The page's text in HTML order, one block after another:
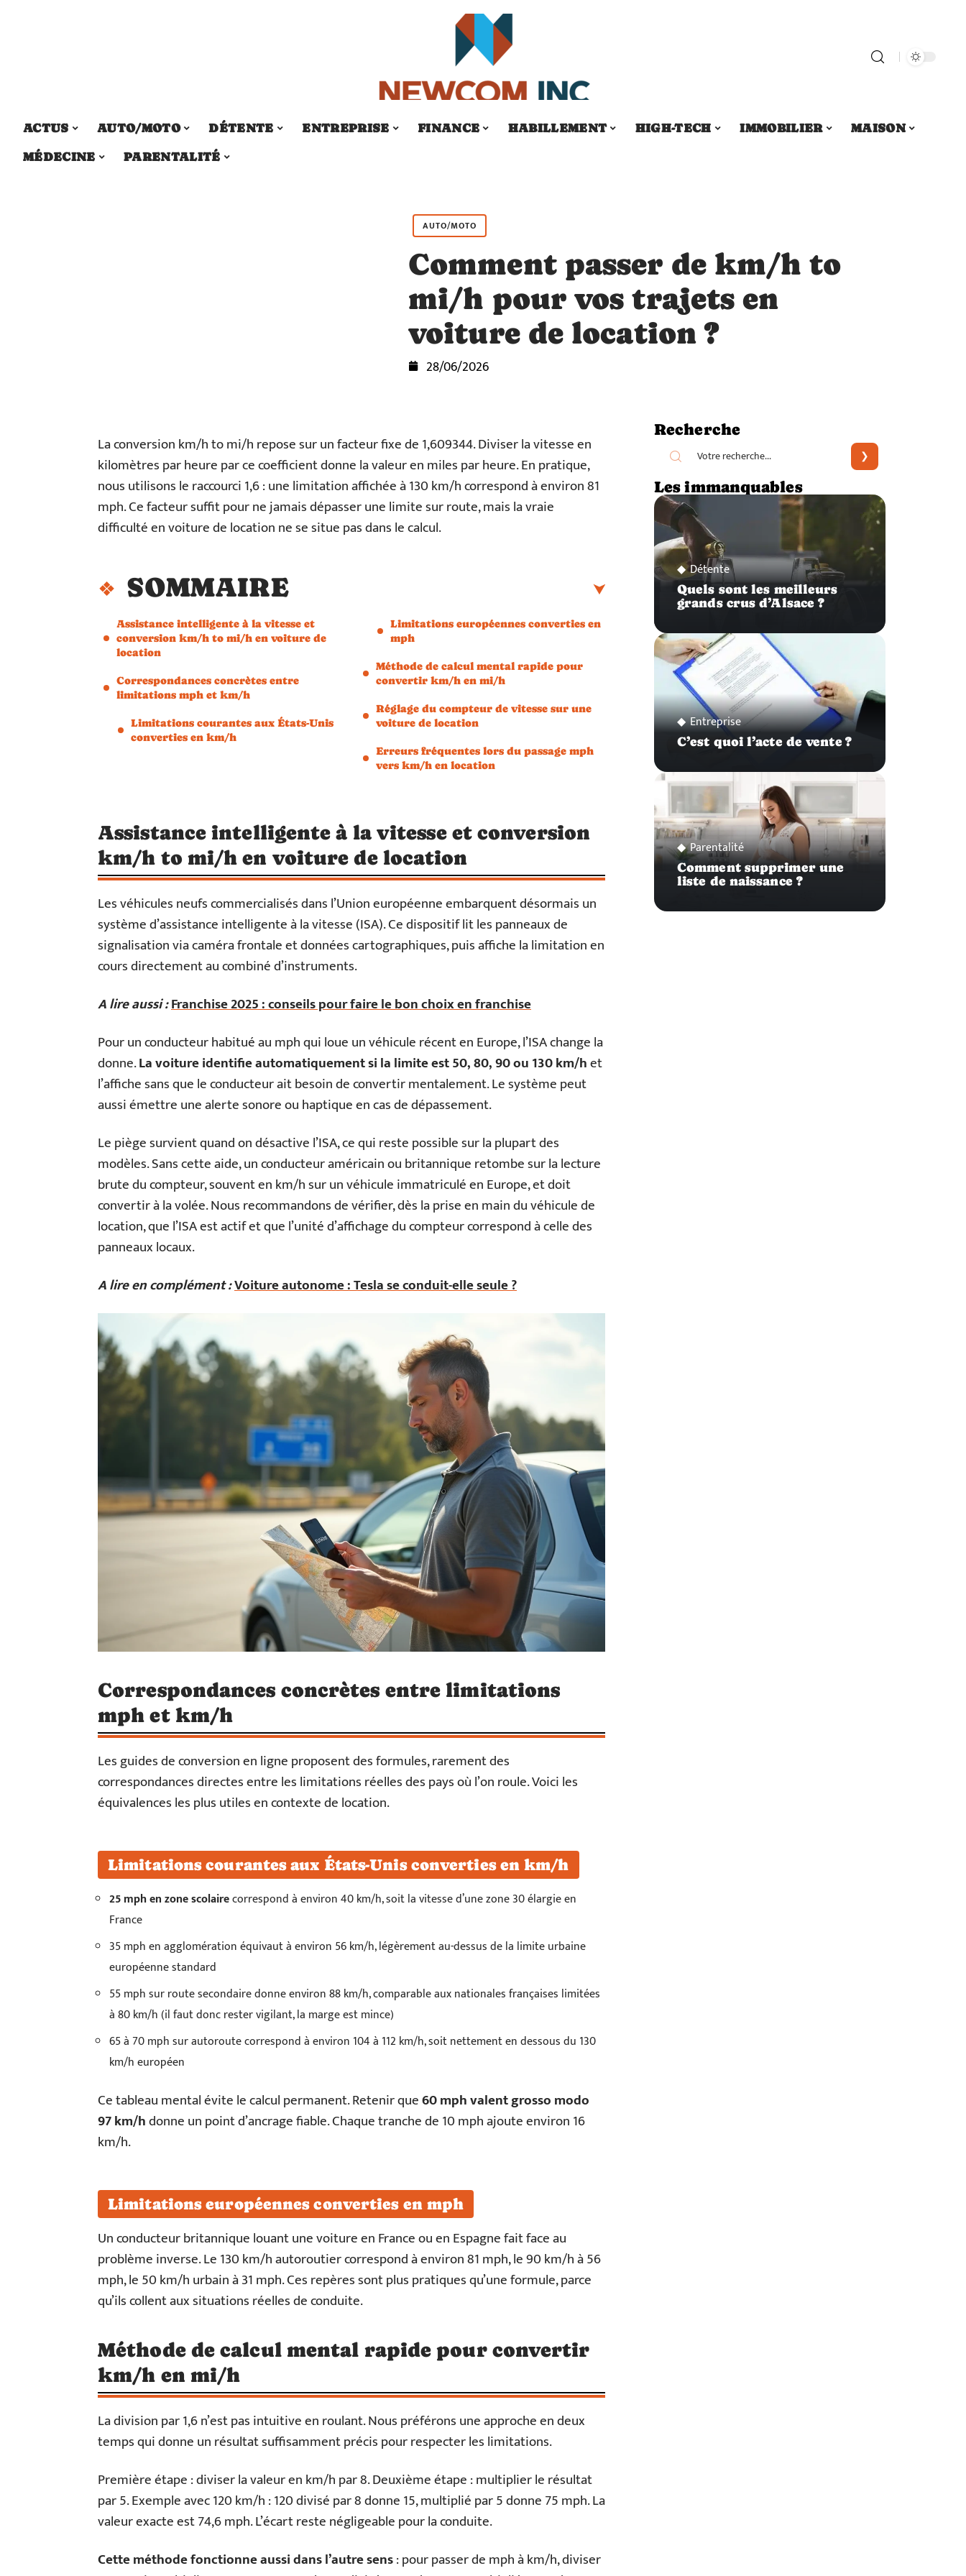
ACTUS AUTO/MOTO DÉTENTE ENTREPRISE FINANCE HABILLEMENT HIGH-TECH IMMOBILIER
MAISON
MÉDECINE
PARENTALITÉ
AUTO/MOTO
Comment passer de km/h to
mi/h pour vos trajets en
voiture de location ?
28/06/2026
La conversion km/h to mi/h repose sur un facteur fixe de 1,609344. Diviser la vitesse en
kilomètres par heure par ce coefficient donne la valeur en miles par heure. En pratique,
nous utilisons le raccourci 1,6 : une limitation affichée à 130 km/h correspond à environ 81
mph. Ce facteur suffit pour ne jamais dépasser une limite sur route, mais la vraie
difficulté en voiture de location ne se situe pas dans le calcul.
SOMMAIRE
Assistance intelligente à la vitesse et
conversion km/h to mi/h en voiture de
location
Correspondances concrètes entre
limitations mph et km/h
Limitations courantes aux États-Unis
converties en km/h
Limitations européennes converties en
mph
Méthode de calcul mental rapide pour
convertir km/h en mi/h
Réglage du compteur de vitesse sur une
voiture de location
Erreurs fréquentes lors du passage mph
vers km/h en location
Assistance intelligente à la vitesse et conversion
km/h to mi/h en voiture de location
Les véhicules neufs commercialisés dans l’Union européenne embarquent désormais un
système d’assistance intelligente à la vitesse (ISA). Ce dispositif lit les panneaux de
signalisation via caméra frontale et données cartographiques, puis affiche la limitation en
cours directement au combiné d’instruments.
A lire aussi :Franchise 2025 : conseils pour faire le bon choix en franchise
Pour un conducteur habitué au mph qui loue un véhicule récent en Europe, l’ISA change la
donne.La voiture identifie automatiquement si la limite est 50, 80, 90 ou 130 km/het
l’affiche sans que le conducteur ait besoin de convertir mentalement. Le système peut
aussi émettre une alerte sonore ou haptique en cas de dépassement.
Le piège survient quand on désactive l’ISA, ce qui reste possible sur la plupart des
modèles. Sans cette aide, un conducteur américain ou britannique retombe sur la lecture
brute du compteur, souvent en km/h sur un véhicule immatriculé en Europe, et doit
convertir à la volée. Nous recommandons de vérifier, dès la prise en main du véhicule de
location, que l’ISA est actif et que l’unité d’affichage du compteur correspond à celle des
panneaux locaux.
A lire en complément :Voiture autonome : Tesla se conduit-elle seule ?
Correspondances concrètes entre limitations
mph et km/h
Les guides de conversion en ligne proposent des formules, rarement des
correspondances directes entre les limitations réelles des pays où l’on roule. Voici les
équivalences les plus utiles en contexte de location.
Limitations courantes aux États-Unis converties en km/h
25 mph en zone scolairecorrespond à environ 40 km/h, soit la vitesse d’une zone 30 élargie en
France
35 mph en agglomération équivaut à environ 56 km/h, légèrement au-dessus de la limite urbaine
européenne standard
55 mph sur route secondaire donne environ 88 km/h, comparable aux nationales françaises limitées
à 80 km/h (il faut donc rester vigilant, la marge est mince)
65 à 70 mph sur autoroute correspond à environ 104 à 112 km/h, soit nettement en dessous du 130
km/h européen
Ce tableau mental évite le calcul permanent. Retenir que60 mph valent grosso modo
97 km/hdonne un point d’ancrage fiable. Chaque tranche de 10 mph ajoute environ 16
km/h.
Limitations européennes converties en mph
Un conducteur britannique louant une voiture en France ou en Espagne fait face au
problème inverse. Le 130 km/h autoroutier correspond à environ 81 mph, le 90 km/h à 56
mph, le 50 km/h urbain à 31 mph. Ces repères sont plus pratiques qu’une formule, parce
qu’ils collent aux situations réelles de conduite.
Méthode de calcul mental rapide pour convertir
km/h en mi/h
La division par 1,6 n’est pas intuitive en roulant. Nous préférons une approche en deux
temps qui donne un résultat suffisamment précis pour respecter les limitations.
Première étape : diviser la valeur en km/h par 8. Deuxième étape : multiplier le résultat
par 5. Exemple avec 120 km/h : 120 divisé par 8 donne 15, multiplié par 5 donne 75 mph. La
valeur exacte est 74,6 mph. L’écart reste négligeable pour la conduite.
Cette méthode fonctionne aussi dans l’autre sens: pour passer de mph à km/h, diviser
Recherche
Les immanquables
Détente
Quels sont les meilleurs
grands crus d’Alsace ?
Entreprise
C’est quoi l’acte de vente ?
Parentalité
Comment supprimer une
liste de naissance ?